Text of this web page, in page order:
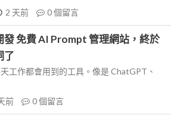
2 天前 0個留言
發 免費 AI Prompt 管理網站，終於
了
工作都會用到的工具。像是 ChatGPT、
前 0個留言